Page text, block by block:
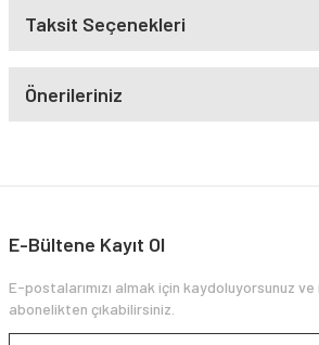
Taksit Seçenekleri
Önerileriniz
E-Bültene Kayıt Ol
E-postalarımızı almak için kaydoluyorsunuz
abonelikten çıkabilirsiniz.